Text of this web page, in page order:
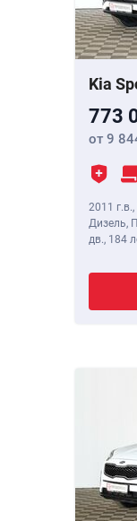
Kia
773
от 9
2011 г.в.,
Дизель,
дв., 184